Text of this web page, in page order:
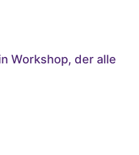
Workshop, der alle